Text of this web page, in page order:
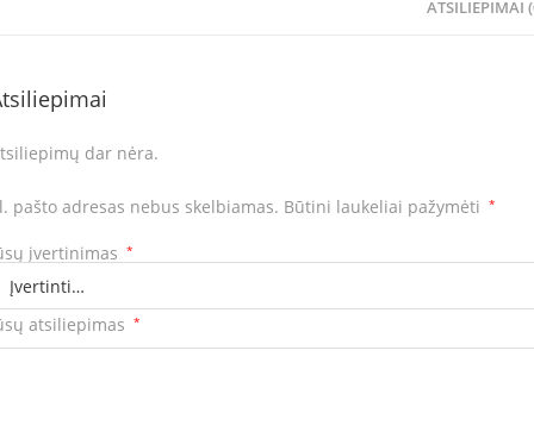
ATSILIEPIMAI
dar nėra.
pašto adresas nebus skelbiamas. Būtini laukeliai pažymėti *
įvertinimas *
atsiliepimas *